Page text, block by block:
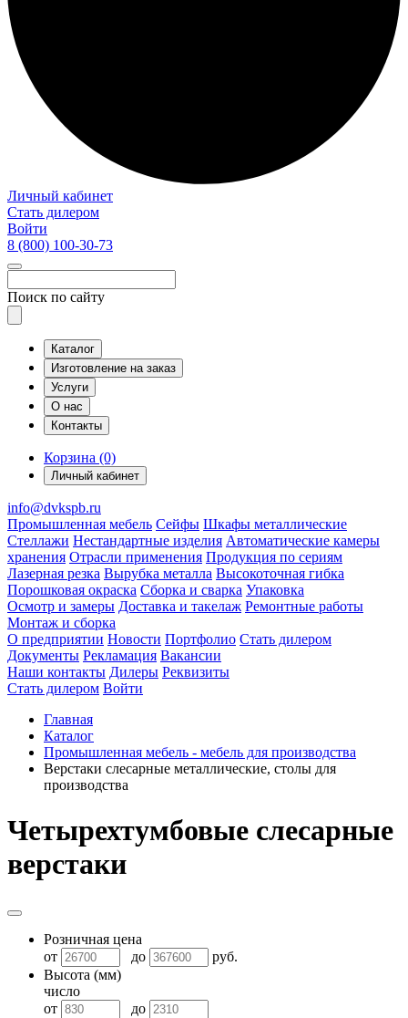
Личный кабинет
Стать дилером
Войти
8 (800) 100-30-73
Поиск по сайту
Каталог
Изготовление на заказ
Услуги
О нас
Контакты
Корзина (0)
Личный кабинет
info@dvkspb.ru
Промышленная мебель Сейфы Шкафы металлические
Стеллажи Нестандартные изделия Автоматические камеры
хранения Отрасли применения Продукция по сериям
Лазерная резка Вырубка металла Высокоточная гибка
Порошковая окраска Сборка и сварка Упаковка
Осмотр и замеры Доставка и такелаж Ремонтные работы
Монтаж и сборка
О предприятии Новости Портфолио Стать дилером
Документы Рекламация Вакансии
Наши контакты Дилеры Реквизиты
Стать дилером Войти
Главная
Каталог
Промышленная мебель - мебель для производства
Верстаки слесарные металлические, столы для
производства
Четырехтумбовые слесарные
верстаки
Розничная цена
от
до
руб.
Высота (мм)
число
от
до